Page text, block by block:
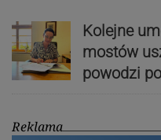
Kolejne
mostów
powodzi
Reklama